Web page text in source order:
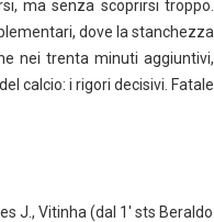
ma senza scoprirsi troppo.
dove la stanchezza
nei trenta minuti aggiuntivi,
calcio: i rigori decisivi. Fatale
J., Vitinha (dal 1′ sts Beraldo